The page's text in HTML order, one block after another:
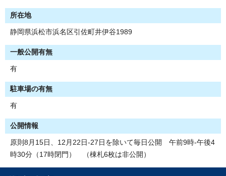
所在地
静岡県浜松市浜名区引佐町井伊谷1989
一般公開有無
有
駐車場の有無
有
公開情報
原則8月15日、12月22日-27日を除いて毎日公開 午前9時-午後4
時30分（17時閉門） （棟札6枚は非公開）